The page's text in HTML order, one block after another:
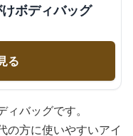
ボディバッグ
る
バッグです。
の方に使いやすいアイ